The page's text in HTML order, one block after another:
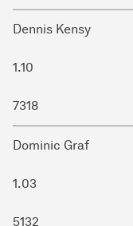
Dennis Kensy
1.10
7318
Dominic Graf
1.03
5132